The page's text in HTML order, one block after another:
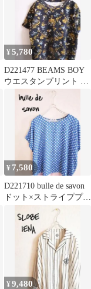
¥5,780
D221477 BEAMS BOY
ウエスタンプリント シ
ョートスリーブ
¥ 7,580
D221710 bulle de savon
ドット×ストライププル
¥9,480